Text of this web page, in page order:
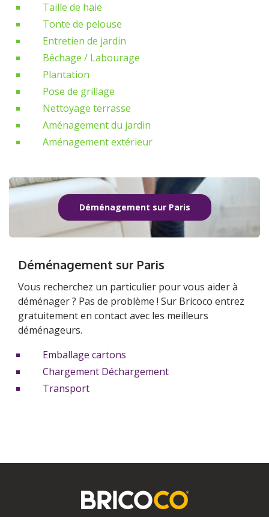
Taille de haie
Tonte de pelouse
Entretien de jardin
Bêchage / Labourage
Plantation
Pose de grillage
Nettoyage terrasse
Aménagement du jardin
Aménagement extérieur
Déménagement sur Paris
Déménagement sur Paris
Vous recherchez un particulier pour vous aider à
déménager ? Pas de problème ! Sur Bricoco entrez
gratuitement en contact avec les meilleurs
déménageurs.
Emballage cartons
Chargement Déchargement
Transport